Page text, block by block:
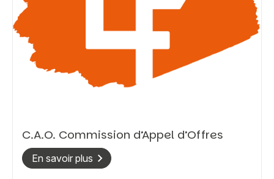
C.A.O. Commission d’Appel d’Offres
En savoir plus